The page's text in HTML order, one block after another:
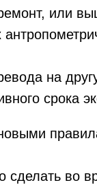
или
на
срока
сделать